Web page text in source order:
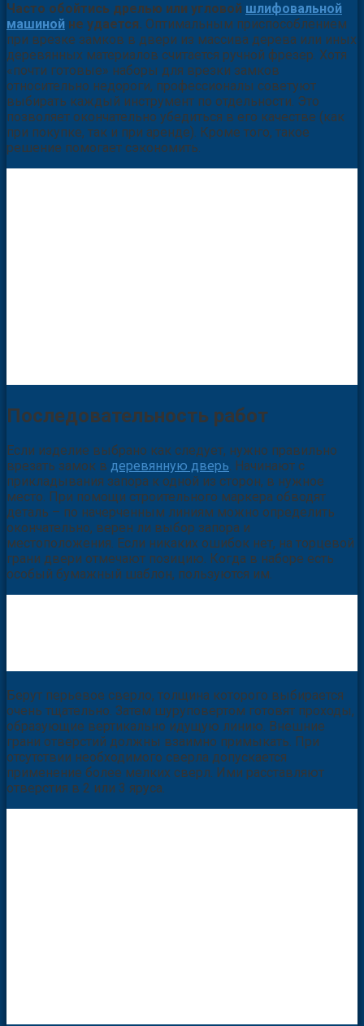
Часто обойтись дрелью или угловой шлифовальной
машиной не удается. Оптимальным приспособлением
при врезке замков в двери из массива дерева или иных
деревянных материалов считается ручной фрезер. Хотя
«почти готовые» наборы для врезки замков
относительно недороги, профессионалы советуют
выбирать каждый инструмент по отдельности. Это
позволяет окончательно убедиться в его качестве (как
при покупке, так и при аренде). Кроме того, такое
решение помогает сэкономить.
Последовательность работ
Если изделие выбрано как следует, нужно правильно
врезать замок в деревянную дверь. Начинают с
прикладывания запора к одной из сторон, в нужное
место. При помощи строительного маркера обводят
деталь – по начерченным линиям можно определить
окончательно, верен ли выбор запора и
местоположения. Если никаких ошибок нет, на торцевой
грани двери отмечают позицию. Когда в наборе есть
особый бумажный шаблон, пользуются им.
Берут перьевое сверло, толщина которого выбирается
очень тщательно. Затем шуруповертом готовят проходы,
образующие вертикально идущую линию. Внешние
грани отверстий должны взаимно примыкать. При
отсутствии необходимого сверла допускается
применение более мелких сверл. Ими расставляют
отверстия в 2 или 3 яруса.